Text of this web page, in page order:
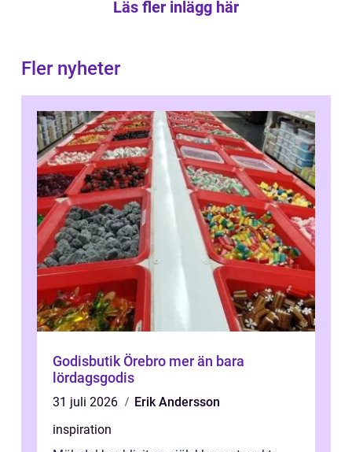
Läs fler inlägg här
Fler nyheter
Godisbutik Örebro mer än bara
lördagsgodis
31 juli 2026
Erik Andersson
inspiration